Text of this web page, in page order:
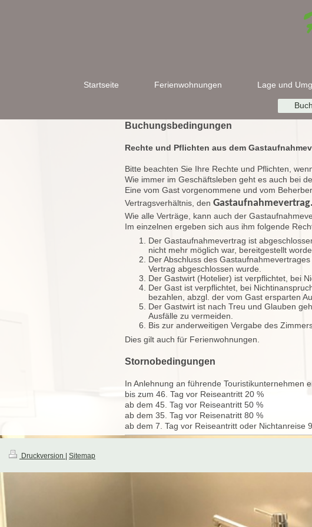
Startseite Ferienwohnungen Lage und
Buchungsbedingungen
Rechte und Pflichten aus dem
Bitte beachten Sie Ihre Rechte und Pflichten,
Wie immer im Geschäftsleben geht es auch bei
Eine vom Gast vorgenommene und vom
Vertragsverhältnis, den Gastaufnahmevertrag.
Wie alle Verträge, kann auch der
Im einzelnen ergeben sich aus ihm folgende
Der Gastaufnahmevertrag ist
nicht mehr möglich war, bereitgestellt
Der Abschluss des
Vertrag abgeschlossen wurde.
Der Gastwirt (Hotelier) ist verpflichtet, bei
Der Gast ist verpflichtet, bei
bezahlen, abzgl. der vom Gast ersparten
Der Gastwirt ist nach Treu und Glauben
Ausfälle zu vermeiden.
Bis zur anderweitigen Vergabe des
Dies gilt auch für Ferienwohnungen.
Stornobedingungen
In Anlehnung an führende Touristikunternehmen
bis zum 46. Tag vor Reiseantritt 20 %
ab dem 45. Tag vor Reiseantritt 50 %
ab dem 35. Tag vor Reisenatritt 80 %
ab dem 7. Tag vor Reiseantritt oder Nichtanreise
Druckversion Sitemap